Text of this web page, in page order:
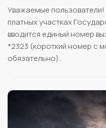
Уважаемые пользователи!
платных участках
вводится единый номер
*2323 (короткий номер с
обязательно)..